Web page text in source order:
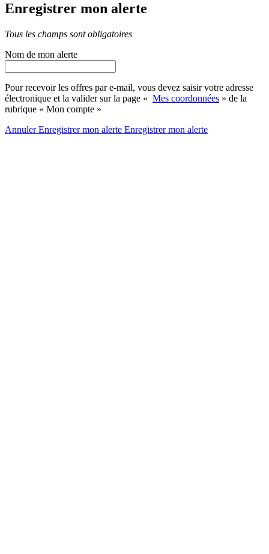
Enregistrer mon alerte
Tous les champs sont obligatoires
Nom de mon alerte
Pour recevoir les offres par e-mail, vous devez saisir votre adresse
électronique et la valider sur la page « Mes coordonnées » de la
rubrique « Mon compte »
AnnulerEnregistrer mon alerte Enregistrermon alerte